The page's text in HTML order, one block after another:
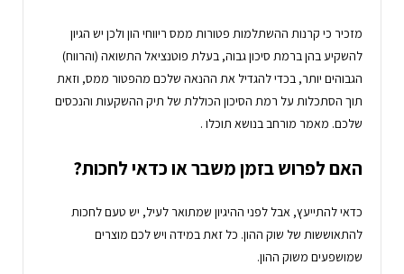
מזכיר כי קרנות ההשתלמות פטורות ממס ריווחי הון ולכן יש הגיון
להשקיע בהן ברמת סיכון גבוה, בעלת פוטנציאל התשואה (והרווח)
הגבוהים יותר, בכדי להגדיל את ההנאה שלכם מהפטור ממס, וזאת
תוך הסתכלות על רמת הסיכון הכוללת של תיק ההשקעות והנכסים
שלכם. מאמר מורחב בנושא תוכלו .
האם לפרוש בזמן משבר או כדאי לחכות?
כדאי להתייעץ, אבל לפני ההיגיון שמתואר לעיל, יש טעם לחכות
להתאוששות של שוק ההון. כל זאת במידה ויש לכם מוצרים
שמושפעים משוק ההון.